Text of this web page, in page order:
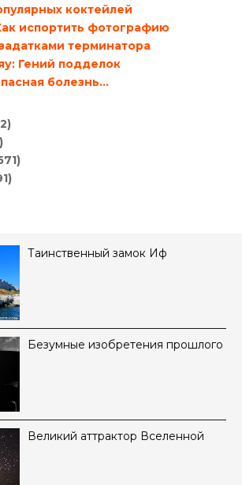
коктейлей
испортить фотографию
терминатора
Гений подделок
болезнь…
Таинственный замок Иф
Безумные изобретения прошлого
Великий аттрактор Вселенной